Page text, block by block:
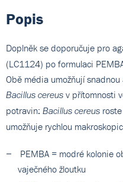
Popis
Doplněk se doporučuje pro
(LC1124) po formulaci
Obě média umožňují
Bacillus cereus v přítomnosti
potravin: Bacillus cereus
umožňuje rychlou
PEMBA = modré kolonie
vaječného žloutku